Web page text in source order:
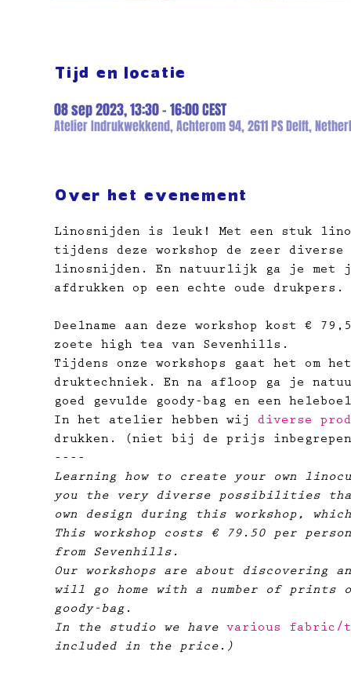
Tijd en locatie
08 sep 2023, 13:30 – 16:00 CEST
Atelier Indrukwekkend, Achterom 94, 2611 PS Delft,
Over het evenement
Linosnijden is leuk! Met een stuk
tijdens deze workshop de zeer
linosnijden. En natuurlijk ga je met
afdrukken op een echte oude drukpers.
Deelname aan deze workshop kost €
zoete high tea van Sevenhills.
Tijdens onze workshops gaat het om
druktechniek. En na afloop ga je
goed gevulde goody-bag en een
In het atelier hebben wij diverse
drukken. (niet bij de prijs
----
Learning how to create your own
you the very diverse possibilities
own design during this workshop,
This workshop costs € 79.50 per
from Sevenhills.​
Our workshops are about discovering
will go home with a number of
goody-bag.
In the studio we have various fabric/
included in the price.)